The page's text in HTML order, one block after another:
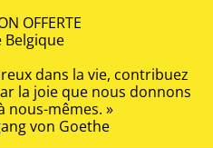
OFFERTE
Belgique
dans la vie, contribuez
la joie que nous donnons
nous-mêmes. »
von Goethe